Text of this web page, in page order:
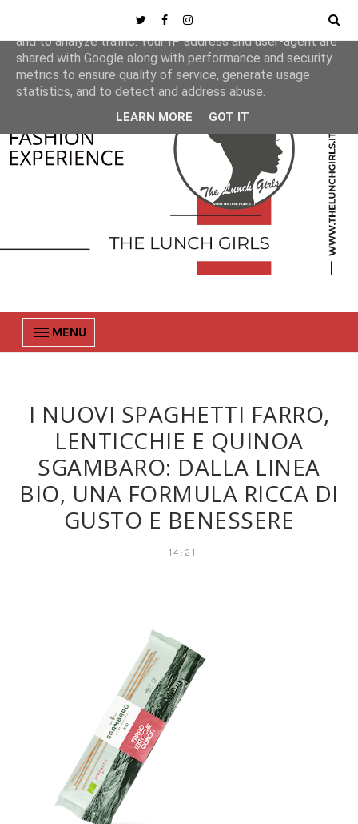
MENU
I NUOVI SPAGHETTI FARRO,
LENTICCHIE E QUINOA
SGAMBARO: DALLA LINEA
BIO, UNA FORMULA RICCA DI
GUSTO E BENESSERE
14:21
This site uses cookies from Google to deliver its services
and to analyze traffic. Your IP address and user-agent are
shared with Google along with performance and security
metrics to ensure quality of service, generate usage
statistics, and to detect and address abuse.
LEARN MORE GOT IT